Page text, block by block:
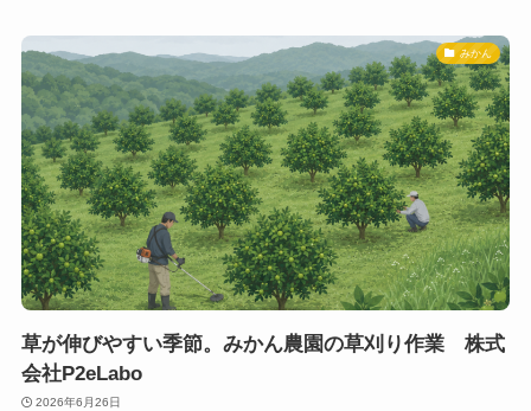
みかん
草が伸びやすい季節。みかん農園の草刈り作業 株式
会社P2eLabo
2026年6月26日